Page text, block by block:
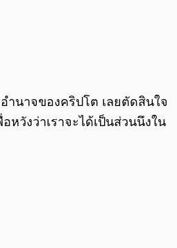
ำนาจของคริปโต เลยตัดสินใจ
หวังว่าเราจะได้เป็นส่วนนึงใน